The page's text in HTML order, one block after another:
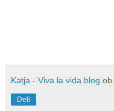
Katja - Viva la vida blog ob
Deli